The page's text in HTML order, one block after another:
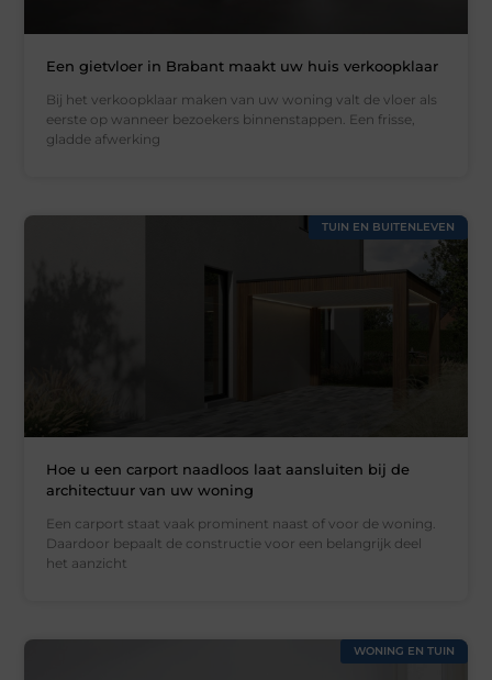
Een gietvloer in Brabant maakt uw huis verkoopklaar
Bij het verkoopklaar maken van uw woning valt de vloer als
eerste op wanneer bezoekers binnenstappen. Een frisse,
gladde afwerking
TUIN EN BUITENLEVEN
Hoe u een carport naadloos laat aansluiten bij de
architectuur van uw woning
Een carport staat vaak prominent naast of voor de woning.
Daardoor bepaalt de constructie voor een belangrijk deel
het aanzicht
WONING EN TUIN